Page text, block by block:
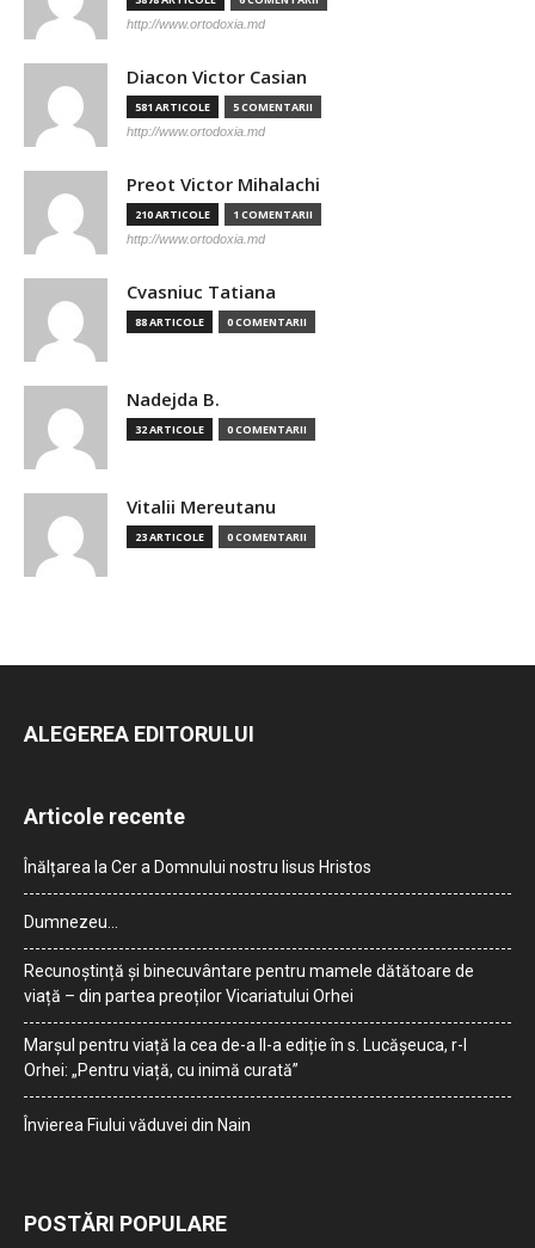
http://www.ortodoxia.md
Diacon Victor Casian
581 ARTICOLE 5 COMENTARII
http://www.ortodoxia.md
Preot Victor Mihalachi
210 ARTICOLE 1 COMENTARII
http://www.ortodoxia.md
Cvasniuc Tatiana
88 ARTICOLE 0 COMENTARII
Nadejda B.
32 ARTICOLE 0 COMENTARII
Vitalii Mereutanu
23 ARTICOLE 0 COMENTARII
ALEGEREA EDITORULUI
Articole recente
Înălțarea la Cer a Domnului nostru Iisus Hristos
Dumnezeu…
Recunoștință și binecuvântare pentru mamele dătătoare de
viață – din partea preoților Vicariatului Orhei
Marșul pentru viață la cea de-a II-a ediție în s. Lucășeuca, r-l
Orhei: „Pentru viață, cu inimă curată”
Învierea Fiului văduvei din Nain
POSTĂRI POPULARE